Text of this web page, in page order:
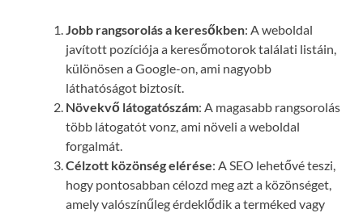
Jobb rangsorolás a keresőkben: A weboldal
javított pozíciója a keresőmotorok találati listáin,
különösen a Google-on, ami nagyobb
láthatóságot biztosít.
Növekvő látogatószám: A magasabb rangsorolás
több látogatót vonz, ami növeli a weboldal
forgalmát.
Célzott közönség elérése: A SEO lehetővé teszi,
hogy pontosabban célozd meg azt a közönséget,
amely valószínűleg érdeklődik a terméked vagy